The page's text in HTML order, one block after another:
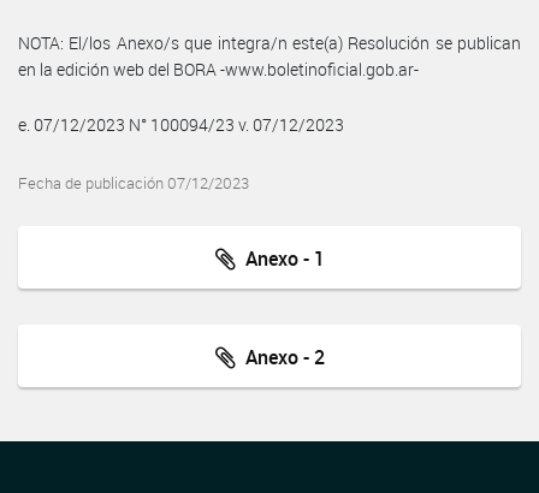
NOTA: El/los Anexo/s que integra/n este(a) Resolución se publican
en la edición web del BORA -www.boletinoficial.gob.ar-
e. 07/12/2023 N° 100094/23 v. 07/12/2023
Fecha de publicación 07/12/2023
Anexo - 1
Anexo - 2